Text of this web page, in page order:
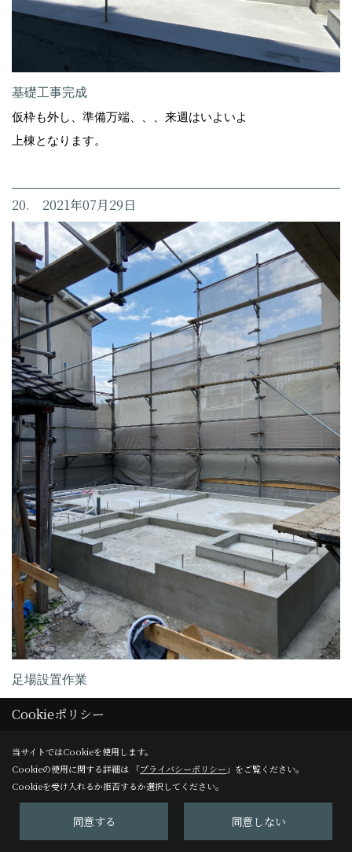
基礎工事完成
仮枠も外し、準備万端、、、来週はいよいよ
上棟となります。
20. 2021年07月29日
足場設置作業
21. 2021年07月31日
Cookieポリシー
当サイトではCookieを使用します。
Cookieの使用に関する詳細は 「プライバシーポリシー 」をご覧ください。
Cookieを受け入れるか拒否するか選択してください。
同意する 同意しない